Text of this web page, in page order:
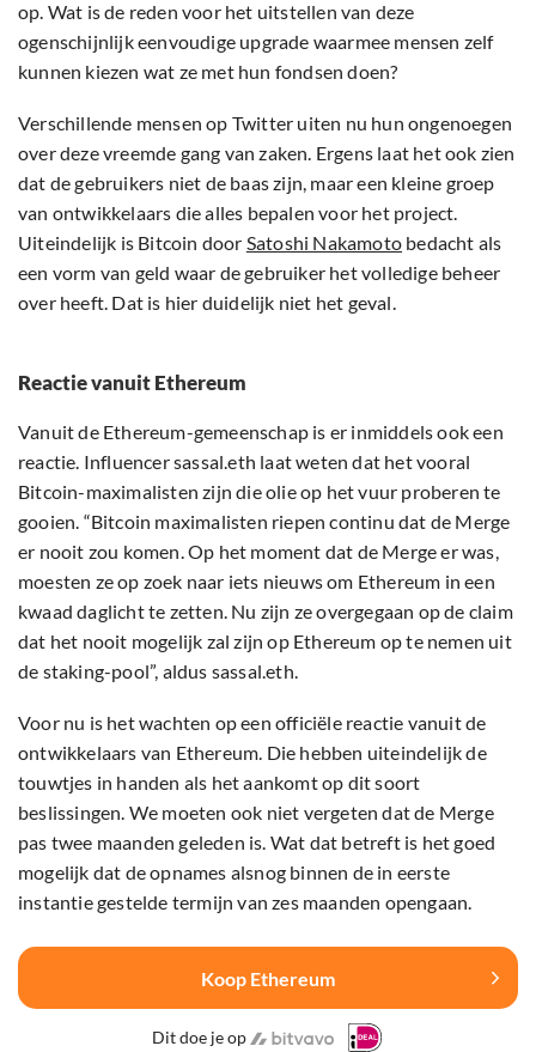
op. Wat is de reden voor het uitstellen van deze
ogenschijnlijk eenvoudige upgrade waarmee mensen zelf
kunnen kiezen wat ze met hun fondsen doen?
Verschillende mensen op Twitter uiten nu hun ongenoegen
over deze vreemde gang van zaken. Ergens laat het ook zien
dat de gebruikers niet de baas zijn, maar een kleine groep
van ontwikkelaars die alles bepalen voor het project.
Uiteindelijk is Bitcoin door Satoshi Nakamoto bedacht als
een vorm van geld waar de gebruiker het volledige beheer
over heeft. Dat is hier duidelijk niet het geval.
Reactie vanuit Ethereum
Vanuit de Ethereum-gemeenschap is er inmiddels ook een
reactie. Influencer sassal.eth laat weten dat het vooral
Bitcoin-maximalisten zijn die olie op het vuur proberen te
gooien. “Bitcoin maximalisten riepen continu dat de Merge
er nooit zou komen. Op het moment dat de Merge er was,
moesten ze op zoek naar iets nieuws om Ethereum in een
kwaad daglicht te zetten. Nu zijn ze overgegaan op de claim
dat het nooit mogelijk zal zijn op Ethereum op te nemen uit
de staking-pool”, aldus sassal.eth.
Voor nu is het wachten op een officiële reactie vanuit de
ontwikkelaars van Ethereum. Die hebben uiteindelijk de
touwtjes in handen als het aankomt op dit soort
beslissingen. We moeten ook niet vergeten dat de Merge
pas twee maanden geleden is. Wat dat betreft is het goed
mogelijk dat de opnames alsnog binnen de in eerste
instantie gestelde termijn van zes maanden opengaan.
Koop Ethereum
Dit doe je op